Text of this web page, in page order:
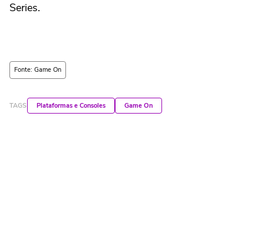
Series.
Fonte: Game On
TAGS Plataformas e Consoles Game On